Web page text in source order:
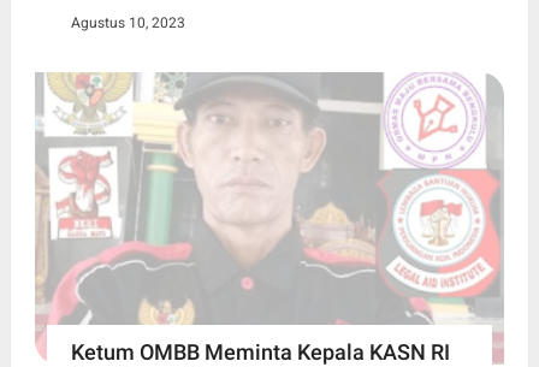
Agustus 10, 2023
Ketum OMBB Meminta Kepala KASN RI